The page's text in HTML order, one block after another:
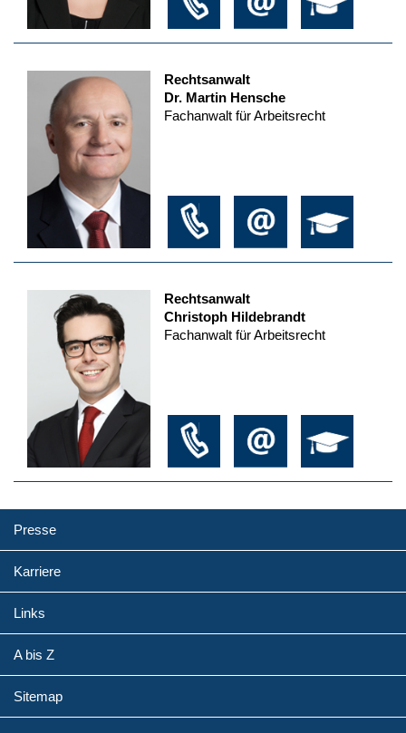
Rechtsanwalt
Dr. Martin Hensche
Fachanwalt für Arbeitsrecht
Rechtsanwalt
Christoph Hildebrandt
Fachanwalt für Arbeitsrecht
Presse
Karriere
Links
A bis Z
Sitemap